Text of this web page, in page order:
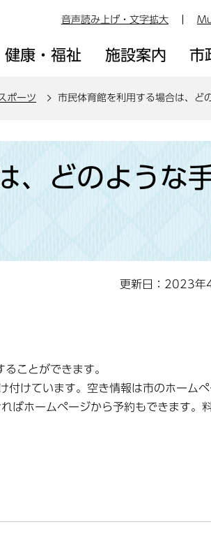
音声読み上げ・文字拡大
健康・福祉 施設案内 市
ポーツ 市民体育館を利用する場合は、ど
、どのような
更新日：2023年
ことができます。
付けています。空き情報は市のホーム
ばホームページから予約もできます。